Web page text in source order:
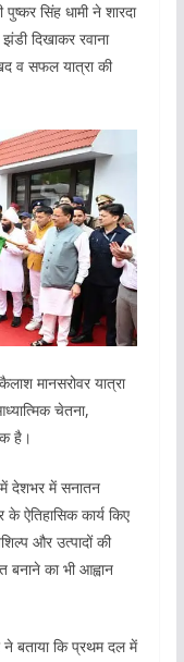
सिंह धामी ने शारदा
दिखाकर रवाना
व सफल यात्रा की
मानसरोवर यात्रा
चेतना,
है।
में देशभर में सनातन
ऐतिहासिक कार्य किए
और उत्पादों की
बनाने का भी आह्वान
बताया कि प्रथम दल में